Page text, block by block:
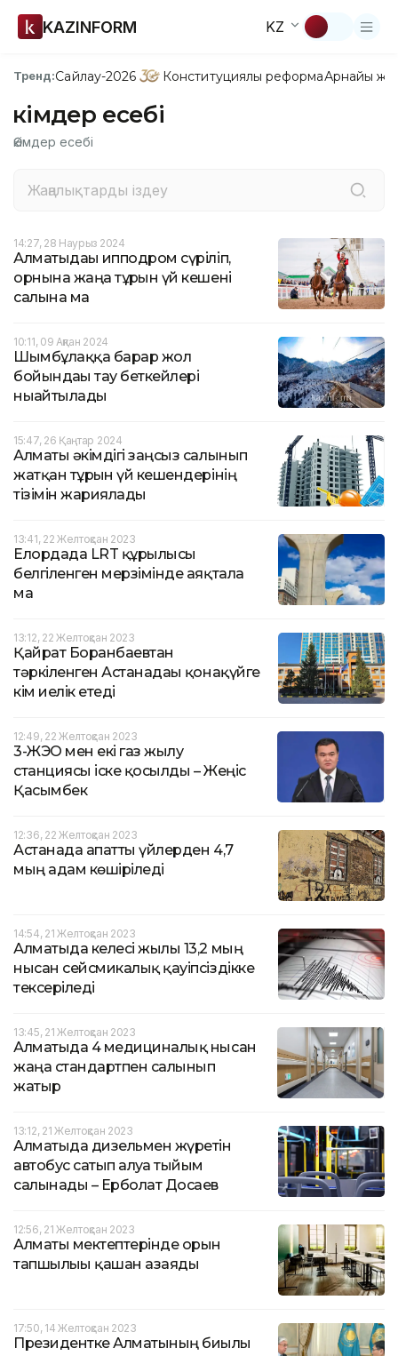
KAZINFORM KZ
Тренд:Сайлау-2026 Конституциялық реформаАрнайы
Әкімдер есебі
Әкімдер есебі
14:27, 28 Наурыз 2024
Алматыдағы ипподром сүріліп,
орнына жаңа тұрғын үй кешені
салына ма
10:11, 09 Ақпан 2024
Шымбұлаққа барар жол
бойындағы тау беткейлері
нығайтылады
15:47, 26 Қаңтар 2024
Алматы әкімдігі заңсыз салынып
жатқан тұрғын үй кешендерінің
тізімін жариялады
13:41, 22 Желтоқсан 2023
Елордада LRT құрылысы
белгіленген мерзімінде аяқтала
ма
13:12, 22 Желтоқсан 2023
Қайрат Боранбаевтан
тәркіленген Астанадағы қонақүйге
кім иелік етеді
12:49, 22 Желтоқсан 2023
3-ЖЭО мен екі газ жылу
станциясы іске қосылды – Жеңіс
Қасымбек
12:36, 22 Желтоқсан 2023
Астанада апатты үйлерден 4,7
мың адам көшіріледі
14:54, 21 Желтоқсан 2023
Алматыда келесі жылы 13,2 мың
нысан сейсмикалық қауіпсіздікке
тексеріледі
13:45, 21 Желтоқсан 2023
Алматыда 4 медициналық нысан
жаңа стандартпен салынып
жатыр
13:12, 21 Желтоқсан 2023
Алматыда дизельмен жүретін
автобус сатып алуға тыйым
салынады – Ерболат Досаев
12:56, 21 Желтоқсан 2023
Алматы мектептерінде орын
тапшылығы қашан азаяды
17:50, 14 Желтоқсан 2023
Президентке Алматының биылғы